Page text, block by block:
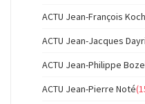
ACTU Jean-François
ACTU Jean-Jacques
ACTU Jean-Philippe
ACTU Jean-Pierre Noté